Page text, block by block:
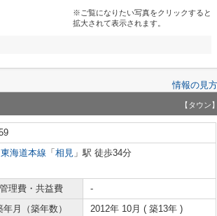
※ご覧になりたい写真をクリックすると
拡大されて表示されます。
情報の見方
【タウン】
東海道本線 「 相見 」駅 徒歩34分
管理費・共益費
-
年月（築年数）
2012年 10月 ( 築13年 )